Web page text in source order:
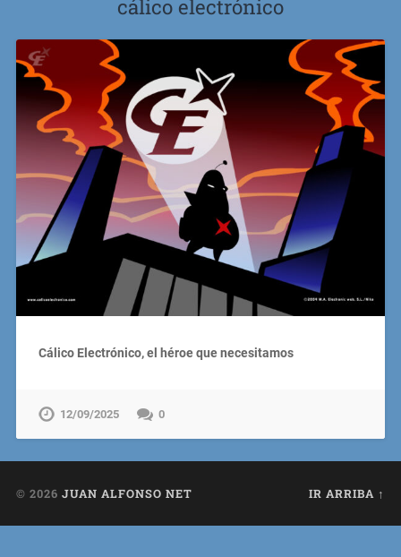
cálico electrónico
Cálico Electrónico, el héroe que necesitamos
12/09/2025 0
© 2026 JUAN ALFONSO NET IR ARRIBA ↑